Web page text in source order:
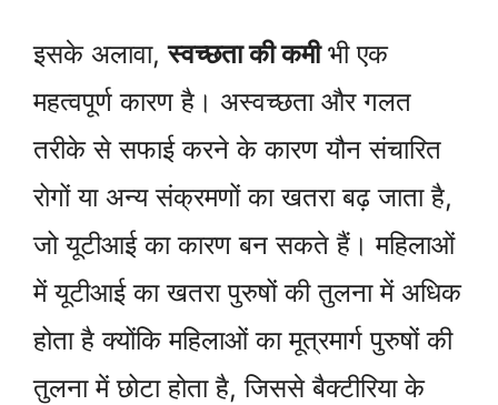
इसके अलावा,स्वच्छता की कमीभी एक
महत्वपूर्ण कारण है। अस्वच्छता और गलत
तरीके से सफाई करने के कारण यौन संचारित
रोगों या अन्य संक्रमणों का खतरा बढ़ जाता है,
जो यूटीआई का कारण बन सकते हैं। महिलाओं
में यूटीआई का खतरा पुरुषों की तुलना में अधिक
होता है क्योंकि महिलाओं का मूत्रमार्ग पुरुषों की
तुलना में छोटा होता है, जिससे बैक्टीरिया के